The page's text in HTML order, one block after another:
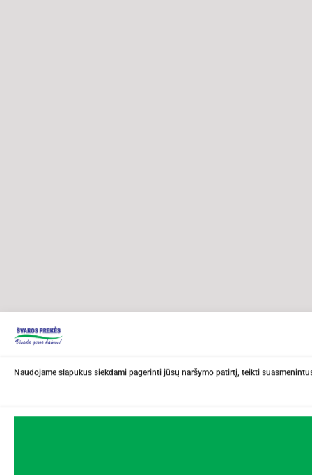
Naudojame slapukus siekdami pagerinti jūsų naršymo patirtį, teikti